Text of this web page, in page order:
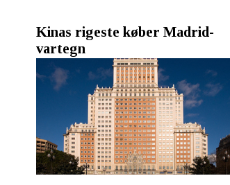
Kinas rigeste køber Madrid-
vartegn